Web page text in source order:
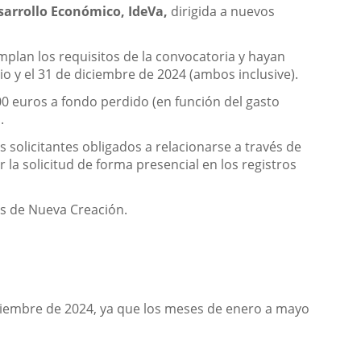
Económico, IdeVa, dirigida a nuevos
los requisitos de la convocatoria y hayan
el 31 de diciembre de 2024 (ambos inclusive).
euros a fondo perdido (en función del gasto
obligados a relacionarse a través de
la solicitud de forma presencial en los registros
de Nueva Creación.
de 2024, ya que los meses de enero a mayo